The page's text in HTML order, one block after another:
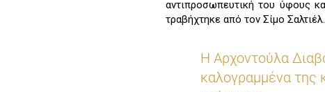
αντιπροσωπευτική του ύφους
τραβήχτηκε από τον Σίμο Σαλτιέλ.
Η Αρχοντούλα
καλογραμμένα της